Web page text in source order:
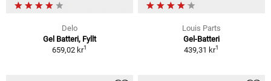
Delo
Gel Batteri, Fyllt
659,02 kr1
Louis Parts
Gel-Batteri
439,31 kr1